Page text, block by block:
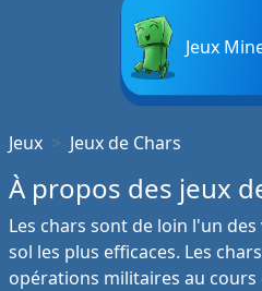
Jeux
Jeux Jeux de Chars
À propos des jeux
Les chars sont de loin l'un
sol les plus efficaces. Les
opérations militaires au cours